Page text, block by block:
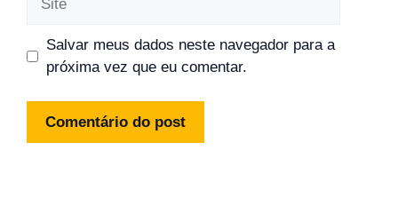
Salvar meus dados neste navegador para a
próxima vez que eu comentar.